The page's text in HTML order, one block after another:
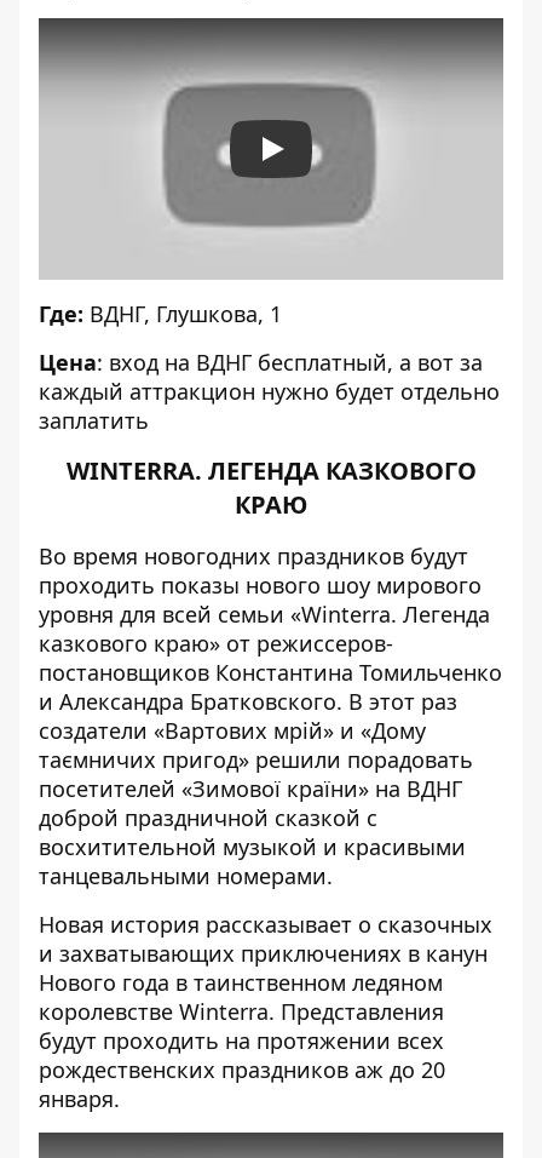
Play
Где: ВДНГ, Глушкова, 1
Цена: вход на ВДНГ бесплатный, а вот за
каждый аттракцион нужно будет отдельно
заплатить
WINTERRA. ЛЕГЕНДА КАЗКОВОГО
КРАЮ
Во время новогодних праздников будут
проходить показы нового шоу мирового
уровня для всей семьи «Winterra. Легенда
казкового краю» от режиссеров-
постановщиков Константина Томильченко
и Александра Братковского. В этот раз
создатели «Вартових мрій» и «Дому
таємничих пригод» решили порадовать
посетителей «Зимової країни» на ВДНГ
доброй праздничной сказкой с
восхитительной музыкой и красивыми
танцевальными номерами.
Новая история рассказывает о сказочных
и захватывающих приключениях в канун
Нового года в таинственном ледяном
королевстве Winterra. Представления
будут проходить на протяжении всех
рождественских праздников аж до 20
января.